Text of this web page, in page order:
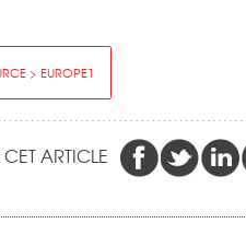
> EUROPE1
ARTICLE